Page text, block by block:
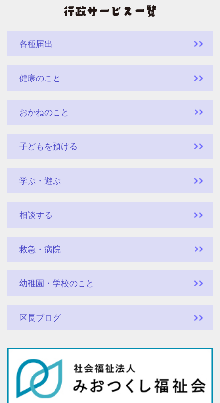
各種届出
健康のこと
おかねのこと
子どもを預ける
学ぶ・遊ぶ
相談する
救急・病院
幼稚園・学校のこと
区長ブログ